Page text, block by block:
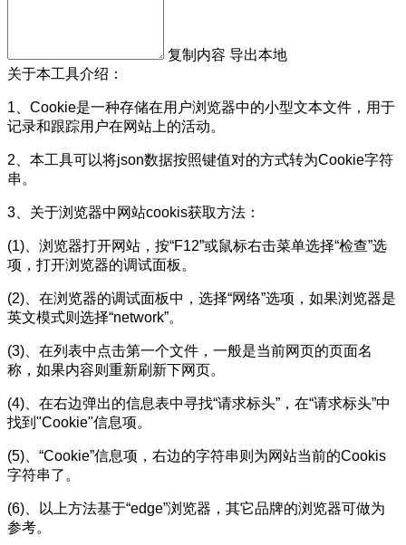
复制内容 导出本地
关于本工具介绍：
1、Cookie是一种存储在用户浏览器中的小型文本文件，用于
记录和跟踪用户在网站上的活动。
2、本工具可以将json数据按照键值对的方式转为Cookie字符
串。
3、关于浏览器中网站cookis获取方法：
(1)、浏览器打开网站，按“F12”或鼠标右击菜单选择“检查”选
项，打开浏览器的调试面板。
(2)、在浏览器的调试面板中，选择“网络”选项，如果浏览器是
英文模式则选择“network”。
(3)、在列表中点击第一个文件，一般是当前网页的页面名
称，如果内容则重新刷新下网页。
(4)、在右边弹出的信息表中寻找“请求标头”，在“请求标头”中
找到"Cookie"信息项。
(5)、“Cookie”信息项，右边的字符串则为网站当前的Cookis
字符串了。
(6)、以上方法基于“edge”浏览器，其它品牌的浏览器可做为
参考。